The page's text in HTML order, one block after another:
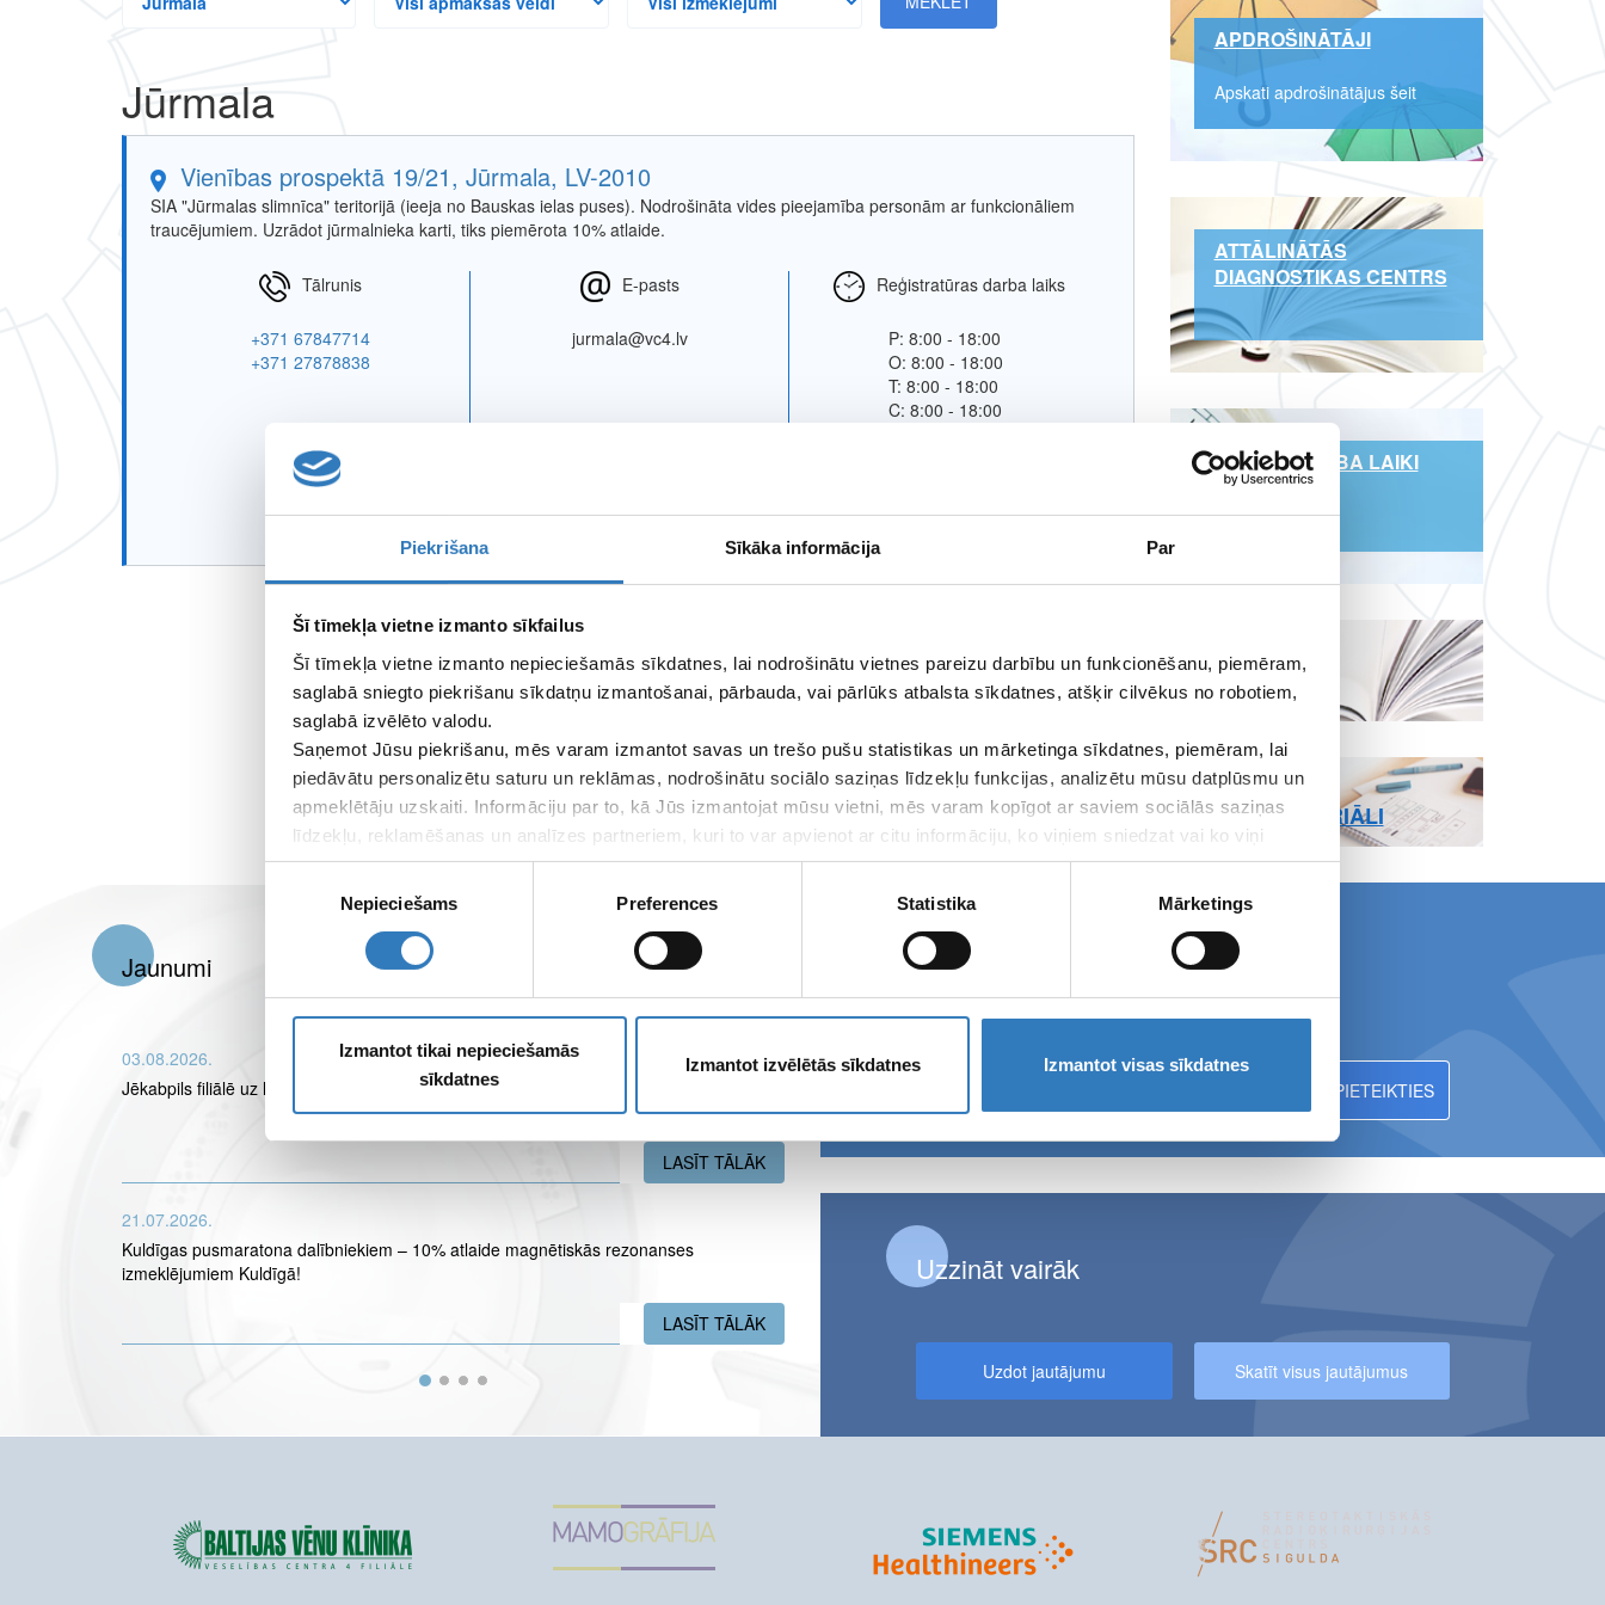
Piekrišana Sīkāka informācija Par
Šī tīmekļa vietne izmanto sīkfailus
Šī tīmekļa vietne izmanto nepieciešamās sīkdatnes, lai nodrošinātu vietnes pareizu darbību un funkcionēšanu, piemēram,
saglabā sniegto piekrišanu sīkdatņu izmantošanai, pārbauda, vai pārlūks atbalsta sīkdatnes, atšķir cilvēkus no robotiem,
saglabā izvēlēto valodu.
Saņemot Jūsu piekrišanu, mēs varam izmantot savas un trešo pušu statistikas un mārketinga sīkdatnes, piemēram, lai
piedāvātu personalizētu saturu un reklāmas, nodrošinātu sociālo saziņas līdzekļu funkcijas, analizētu mūsu datplūsmu un
apmeklētāju uzskaiti. Informāciju par to, kā Jūs izmantojat mūsu vietni, mēs varam kopīgot ar saviem sociālās saziņas
līdzekļu, reklamēšanas un analīzes partneriem, kuri to var apvienot ar citu informāciju, ko viņiem sniedzat vai ko viņi
apkopo, kad lietojat viņu pakalpojumus.
Nepieciešams Preferences Statistika Mārketings
Izmantot tikai nepieciešamās
sīkdatnes
Izmantot izvēlētās sīkdatnes Izmantot visas sīkdatnes
pilsētas
apmaksas
izmeklējumi
Jūrmala
enkurs Vienības prospektā 19/21, Jūrmala, LV-2010
SIA "Jūrmalas slimnīca" teritorijā (ieeja no Bauskas ielas puses). Nodrošināta vides pieejamība personām ar funkcionāliem
traucējumiem. Uzrādot jūrmalnieka karti, tiks piemērota 10% atlaide.
Tālrunis
+371 67847714
+371 27878838
E-pasts
jurmala@vc4.lv
Reģistratūras darba laiks
P: 8:00 - 18:00
O: 8:00 - 18:00
T: 8:00 - 18:00
C: 8:00 - 18:00
APDROŠINĀTĀJI
Apskati apdrošinātājus šeit
ATTĀLINĀTĀS
DIAGNOSTIKAS CENTRS
FILIĀĻU DARBA LAIKI
LIETOŠANAS
NOTEIKUMI
REKVIZĪTI UN
MEDIJU MATERIĀLI
Jaunumi
03.08.2026.
Jēkabpils filiālē uz laiku nebūs pieejami MR izmeklējumi
LASĪT TĀLĀK PAR JĒKABPILS FILIĀLĒ UZ LAIKU NEBŪS PIEEJAMI MR IZMEKLĒJUMI
21.07.2026.
Kuldīgas pusmaratona dalībniekiem – 10% atlaide magnētiskās rezonanses
izmeklējumiem Kuldīgā!
LASĪT TĀLĀK
Piesakies SIA ''Vizuālā diagnostika''
E-
Uzzināt vairāk
Uzdot jautājumu Skatīt visus jautājumus